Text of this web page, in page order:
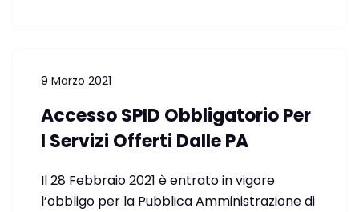
9 Marzo 2021
Accesso SPID Obbligatorio Per
I Servizi Offerti Dalle PA
Il 28 Febbraio 2021 è entrato in vigore
l’obbligo per la Pubblica Amministrazione di